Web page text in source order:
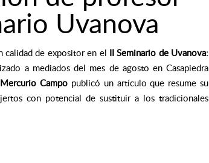
Uvanova
calidad de expositor en el II Seminario de Uvanova:
a mediados del mes de agosto en Casapiedra
Campopublicó un artículo que resume su
con potencial de sustituir a los tradicionales